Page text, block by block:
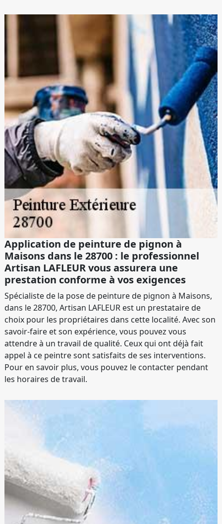
Application de peinture de pignon à
Maisons dans le 28700 : le professionnel
Artisan LAFLEUR vous assurera une
prestation conforme à vos exigences
Spécialiste de la pose de peinture de pignon à Maisons,
dans le 28700, Artisan LAFLEUR est un prestataire de
choix pour les propriétaires dans cette localité. Avec son
savoir-faire et son expérience, vous pouvez vous
attendre à un travail de qualité. Ceux qui ont déjà fait
appel à ce peintre sont satisfaits de ses interventions.
Pour en savoir plus, vous pouvez le contacter pendant
les horaires de travail.